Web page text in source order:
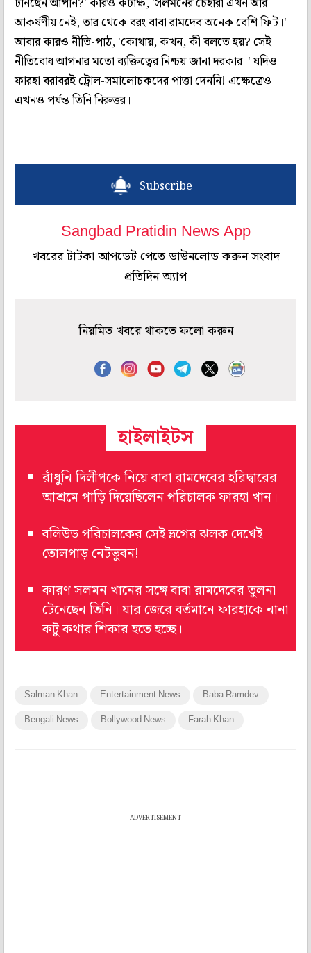
আকর্ষণীয় নেই, তার থেকে বরং বাবা রামদেব অনেক বেশি ফিট।'
আবার কারও নীতি-পাঠ, 'কোথায়, কখন, কী বলতে হয়? সেই
নীতিবোধ আপনার মতো ব্যক্তিত্বের নিশ্চয় জানা দরকার।' যদিও
ফারহা বরাবরই ট্রোল-সমালোচকদের পাত্তা দেননি! এক্ষেত্রেও
এখনও পর্যন্ত তিনি নিরুত্তর।
Subscribe
Sangbad Pratidin News App
খবরের টাটকা আপডেট পেতে ডাউনলোড করুন সংবাদ
প্রতিদিন অ্যাপ
নিয়মিত খবরে থাকতে ফলো করুন
হাইলাইটস
রাঁধুনি দিলীপকে নিয়ে বাবা রামদেবের হরিদ্বারের
আশ্রমে পাড়ি দিয়েছিলেন পরিচালক ফারহা খান।
বলিউড পরিচালকের সেই ভ্লগের ঝলক দেখেই
তোলপাড় নেটভুবন!
কারণ সলমন খানের সঙ্গে বাবা রামদেবের তুলনা
টেনেছেন তিনি। যার জেরে বর্তমানে ফারহাকে নানা
কটু কথার শিকার হতে হচ্ছে।
Salman Khan Entertainment News Baba Ramdev
Bengali News Bollywood News Farah Khan
ADVERTISEMENT